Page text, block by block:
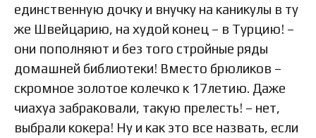
единственную дочку и внучку на каникулы в ту
же Швейцарию, на худой конец – в Турцию! –
они пополняют и без того стройные ряды
домашней библиотеки! Вместо брюликов –
скромное золотое колечко к 17летию. Даже
чиахуа забраковали, такую прелесть! – нет,
выбрали кокера! Ну и как это все назвать, если